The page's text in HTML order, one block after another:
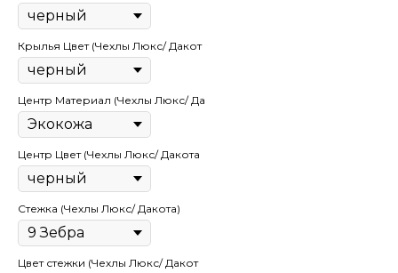
Крылья Цвет (Чехлы Люкс/ Дакот
Центр Материал (Чехлы Люкс/ Да
Центр Цвет (Чехлы Люкс/ Дакота
Стежка (Чехлы Люкс/ Дакота)
Цвет стежки (Чехлы Люкс/ Дакот